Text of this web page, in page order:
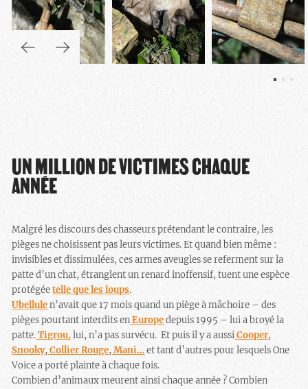
UN MILLION DE VICTIMES CHAQUE
ANNÉE
Malgré les discours des chasseurs prétendant le contraire, les
pièges ne choisissent pas leurs victimes. Et quand bien même :
invisibles et dissimulées, ces armes aveugles se referment sur la
patte d’un chat, étranglent un renard inoffensif, tuent une espèce
protégéetelle que les loups.
Ubellulen’avait que 17 mois quand un piège à mâchoire – des
pièges pourtant interdits enEuropedepuis 1995 – lui a broyé la
patte.Tigrou,lui, n’a pas survécu. Et puis il y a aussiCooper,
Snooky, Collier Rouge,Mani…et tant d’autres pour lesquels One
Voice a porté plainte à chaque fois.
Combien d’animaux meurent ainsi chaque année ? Combien